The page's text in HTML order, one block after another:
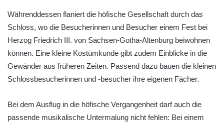
Währenddessen flaniert die höfische Gesellschaft durch das
Schloss, wo die Besucherinnen und Besucher einem Fest bei
Herzog Friedrich III. von Sachsen-Gotha-Altenburg beiwohnen
können. Eine kleine Kostümkunde gibt zudem Einblicke in die
Gewänder aus früheren Zeiten. Passend dazu bauen die kleinen
Schlossbesucherinnen und -besucher ihre eigenen Fächer.
Bei dem Ausflug in die höfische Vergangenheit darf auch die
passende musikalische Untermalung nicht fehlen: Bei einem